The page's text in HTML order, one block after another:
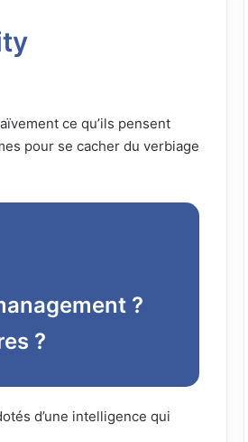
ce qu’ils pensent
pour se cacher du verbiage
?
?
d’une intelligence qui